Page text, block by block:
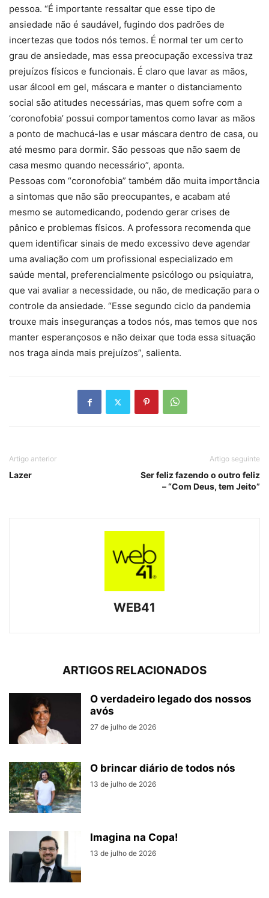
pessoa. “É importante ressaltar que esse tipo de
ansiedade não é saudável, fugindo dos padrões de
incertezas que todos nós temos. É normal ter um certo
grau de ansiedade, mas essa preocupação excessiva traz
prejuízos físicos e funcionais. É claro que lavar as mãos,
usar álcool em gel, máscara e manter o distanciamento
social são atitudes necessárias, mas quem sofre com a
‘coronofobia’ possui comportamentos como lavar as mãos
a ponto de machucá-las e usar máscara dentro de casa, ou
até mesmo para dormir. São pessoas que não saem de
casa mesmo quando necessário”, aponta.
Pessoas com “coronofobia” também dão muita importância
a sintomas que não são preocupantes, e acabam até
mesmo se automedicando, podendo gerar crises de
pânico e problemas físicos. A professora recomenda que
quem identificar sinais de medo excessivo deve agendar
uma avaliação com um profissional especializado em
saúde mental, preferencialmente psicólogo ou psiquiatra,
que vai avaliar a necessidade, ou não, de medicação para o
controle da ansiedade. “Esse segundo ciclo da pandemia
trouxe mais inseguranças a todos nós, mas temos que nos
manter esperançosos e não deixar que toda essa situação
nos traga ainda mais prejuízos”, salienta.
Artigo anterior
Lazer
Artigo seguinte
Ser feliz fazendo o outro feliz
– “Com Deus, tem Jeito”
WEB41
ARTIGOS RELACIONADOS
O verdadeiro legado dos nossos
avós
27 de julho de 2026
O brincar diário de todos nós
13 de julho de 2026
Imagina na Copa!
13 de julho de 2026